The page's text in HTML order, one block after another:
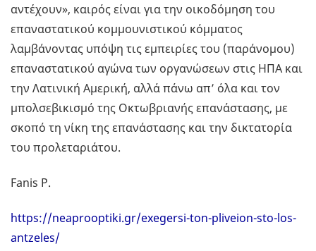
αντέχουν», καιρός είναι για την οικοδόμηση του
επαναστατικού κομμουνιστικού κόμματος
λαμβάνοντας υπόψη τις εμπειρίες του (παράνομου)
επαναστατικού αγώνα των οργανώσεων στις ΗΠΑ και
την Λατινική Αμερική, αλλά πάνω απ’ όλα και τον
μπολσεβικισμό της Οκτωβριανής επανάστασης, με
σκοπό τη νίκη της επανάστασης και την δικτατορία
του προλεταριάτου.
Fanis P.
https://neaprooptiki.gr/exegersi-ton-pliveion-sto-los-
antzeles/